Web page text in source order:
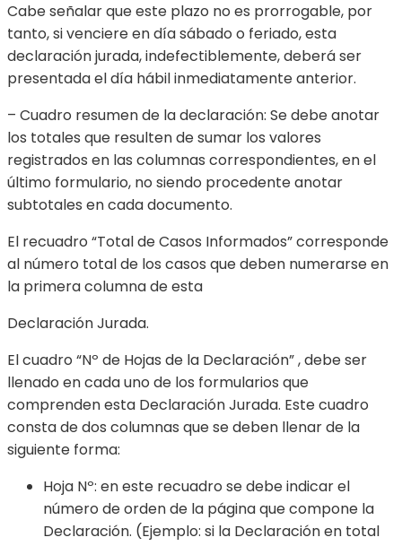
Cabe señalar que este plazo no es prorrogable, por
tanto, si venciere en día sábado o feriado, esta
declaración jurada, indefectiblemente, deberá ser
presentada el día hábil inmediatamente anterior.
– Cuadro resumen de la declaración: Se debe anotar
los totales que resulten de sumar los valores
registrados en las columnas correspondientes, en el
último formulario, no siendo procedente anotar
subtotales en cada documento.
El recuadro “Total de Casos Informados” corresponde
al número total de los casos que deben numerarse en
la primera columna de esta
Declaración Jurada.
El cuadro “Nº de Hojas de la Declaración” , debe ser
llenado en cada uno de los formularios que
comprenden esta Declaración Jurada. Este cuadro
consta de dos columnas que se deben llenar de la
siguiente forma:
Hoja Nº: en este recuadro se debe indicar el
número de orden de la página que compone la
Declaración. (Ejemplo: si la Declaración en total